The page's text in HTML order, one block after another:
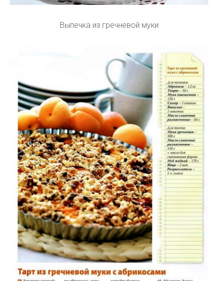
Выпечка из гречневой муки